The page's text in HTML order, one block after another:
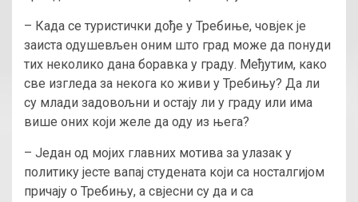
– Када се туристички дође у Требиње, човјек је
заиста одушевљен оним што град може да понуди
тих неколико дана боравка у граду. Међутим, како
све изгледа за некога ко живи у Требињу? Да ли
су млади задовољни и остају ли у граду или има
више оних који желе да оду из њега?
– Један од мојих главних мотива за улазак у
политику јесте вапај студената који са носталгијом
причају о Требињу, а свјесни су да и са